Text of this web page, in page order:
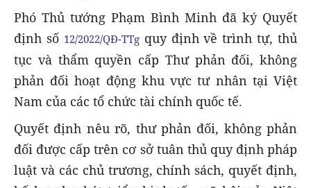
Phó Thủ tướng Phạm Bình Minh đã ký Quyết
định số 12/2022/QĐ-TTgquy định về trình tự, thủ
tục và thẩm quyền cấp Thư phản đối, không
phản đối hoạt động khu vực tư nhân tại Việt
Nam của các tổ chức tài chính quốc tế.
Quyết định nêu rõ, thư phản đối, không phản
đối được cấp trên cơ sở tuân thủ quy định pháp
luật và các chủ trương, chính sách, quyết định,